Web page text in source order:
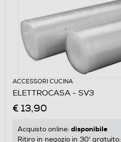
ACCESSORI CUCINA
ELETTROCASA - SV3
€ 13,90
Acquisto online: disponibile
Ritiro in negozio in 30' gratuito: